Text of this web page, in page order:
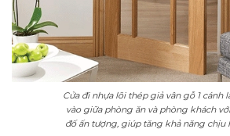
Cửa đi nhựa lõi thép giả vân gỗ 1 cánh
vào giữa phòng ăn và phòng khách
đố ấn tượng, giúp tăng khả năng chịu